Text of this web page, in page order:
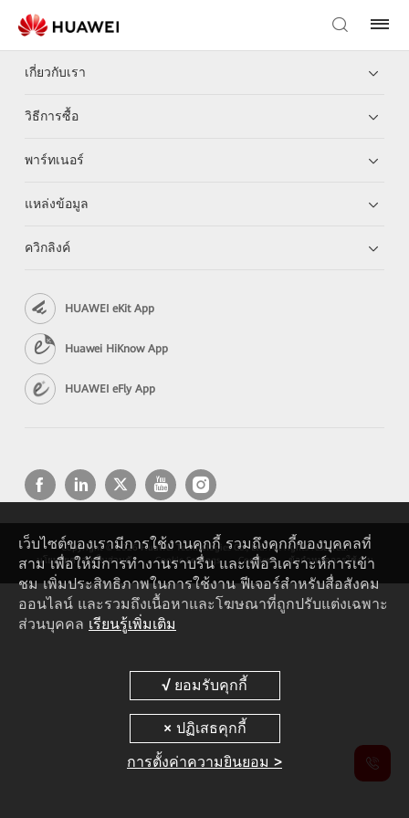
เกี่ยวกับเรา
วิธีการซื้อ
พาร์ทเนอร์
แหล่งข้อมูล
ควิกลิงค์
HUAWEI eKit App
Huawei HiKnow App
HUAWEI eFly App
Copyright © 2026 Huawei Technologies Co., Ltd. All rights reserved.
นโยบายความเป็นส่วนตัว
Cookie Settings Cookies ข้อกำหนดการใช้งาน
เว็บไซต์ของเรามีการใช้งานคุกกี้ รวมถึงคุกกี้ของบุคคลที่
สาม เพื่อให้มีการทำงานราบรื่น และเพื่อวิเคราะห์การเข้า
ชม เพิ่มประสิทธิภาพในการใช้งาน ฟีเจอร์สำหรับสื่อสังคม
ออนไลน์ และรวมถึงเนื้อหาและโฆษณาที่ถูกปรับแต่งเฉพาะ
ส่วนบุคคล เรียนรู้เพิ่มเติม
การตั้งค่าความยินยอม >